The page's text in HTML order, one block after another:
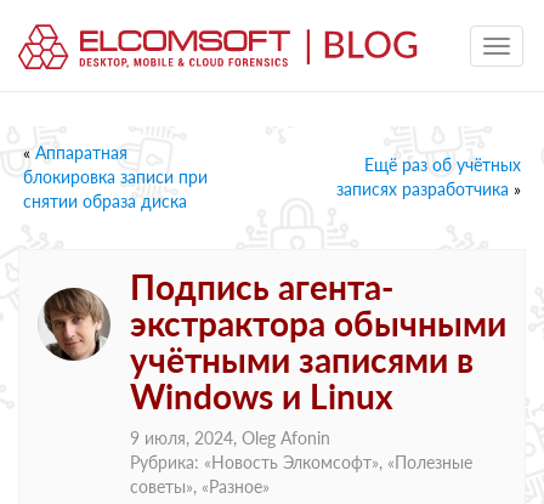
« Аппаратная
блокировка записи при
снятии образа диска
Ещё раз об учётных
записях разработчика »
Подпись агента-
экстрактора обычными
учётными записями в
Windows и Linux
9 июля, 2024, Oleg Afonin
Рубрика: «Новость Элкомсофт», «Полезные
советы», «Разное»